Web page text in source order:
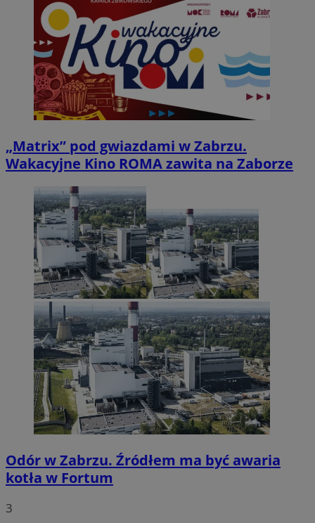
„Matrix” pod gwiazdami w Zabrzu.
Wakacyjne Kino ROMA zawita na Zaborze
Odór w Zabrzu. Źródłem ma być awaria
kotła w Fortum
3